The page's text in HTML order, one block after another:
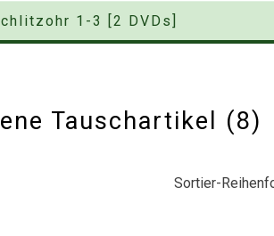
1-3 [2 DVDs]
Tauschartikel
Sortier-